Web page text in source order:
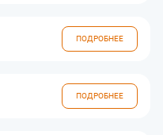
ПОДРОБНЕЕ
ПОДРОБНЕЕ